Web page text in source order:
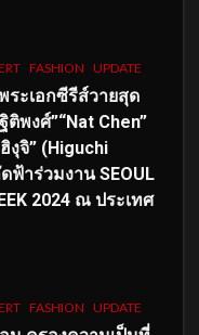
FASHION UPDATE
ระเอกซีรีส์วายสุด
พงศ์”“Nat Chen”
งุจิ” (Higuchi
ฟ้าร่วมงาน SEOUL
2024 ณ ประเทศ
FASHION UPDATE